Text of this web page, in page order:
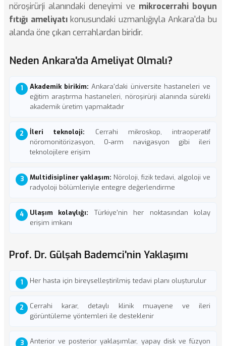
nöroşirürji alanındaki deneyimi ve mikrocerrahi boyun
fıtığı ameliyatıkonusundaki uzmanlığıyla Ankara'da bu
alanda öne çıkan cerrahlardan biridir.
Neden Ankara'da Ameliyat Olmalı?
Akademik birikim: Ankara'daki üniversite hastaneleri ve
eğitim araştırma hastaneleri, nöroşirürji alanında sürekli
akademik üretim yapmaktadır
İleri teknoloji: Cerrahi mikroskop, intraoperatif
nöromonitörizasyon, O-arm navigasyon gibi ileri
teknolojilere erişim
Multidisipliner yaklaşım: Nöroloji, fizik tedavi, algoloji ve
radyoloji bölümleriyle entegre değerlendirme
Ulaşım kolaylığı: Türkiye'nin her noktasından kolay
erişim imkanı
Prof. Dr. Gülşah Bademci'nin Yaklaşımı
Her hasta için bireyselleştirilmiş tedavi planı oluşturulur
Cerrahi karar, detaylı klinik muayene ve ileri
görüntüleme yöntemleri ile desteklenir
Anterior ve posterior yaklaşımlar, yapay disk ve füzyon